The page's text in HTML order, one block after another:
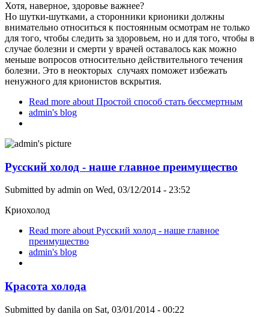
Хотя, наверное, здоровье важнее?
Но шутки-шутками, а сторонники крионики должны
внимательно относиться к постоянным осмотрам не только
для того, чтобы следить за здоровьем, но и для того, чтобы в
случае болезни и смерти у врачей оставалось как можно
меньше вопросов относительно действительного течения
болезни. Это в неокторых случаях поможет избежать
ненужного для крионистов вскрытия.
Read more about Простой способ стать бессмертным
admin's blog
Русский холод - наше главное преимущество
Submitted by admin on Wed, 03/12/2014 - 23:52
Криохолод
Read more about Русский холод - наше главное
преимущество
admin's blog
Красота холода
Submitted by danila on Sat, 03/01/2014 - 00:22